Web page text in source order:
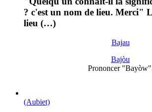
? c'est un nom de lieu. Merci"
lieu (…)
Bajau
Bajòu
Prononcer
(Aubiet)